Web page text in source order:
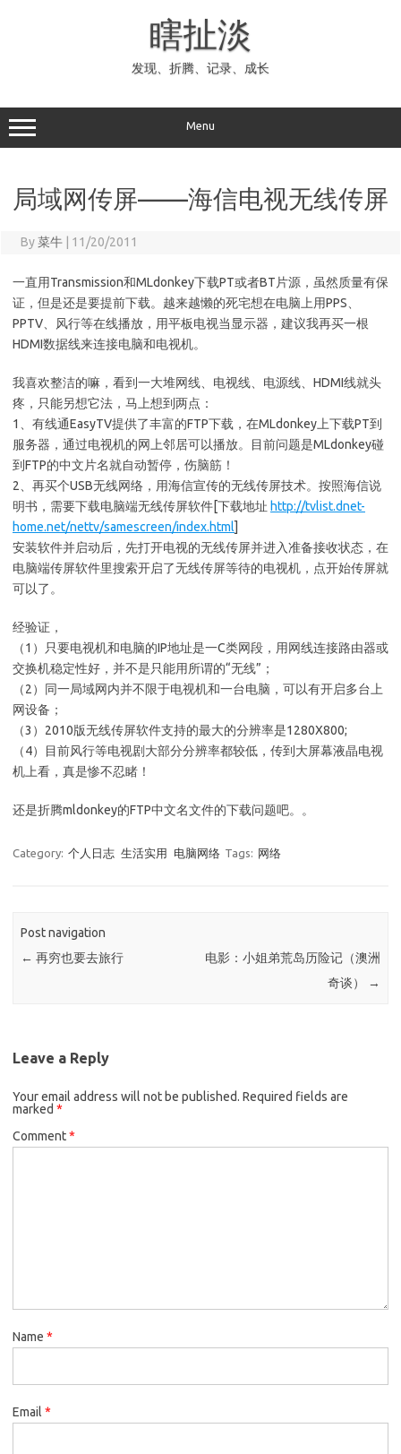
瞎扯淡
发现、折腾、记录、成长
Menu
局域网传屏——海信电视无线传屏
By菜牛 11/20/2011
一直用Transmission和MLdonkey下载PT或者BT片源，虽然质量有保
证，但是还是要提前下载。越来越懒的死宅想在电脑上用PPS、
PPTV、风行等在线播放，用平板电视当显示器，建议我再买一根
HDMI数据线来连接电脑和电视机。
我喜欢整洁的嘛，看到一大堆网线、电视线、电源线、HDMI线就头
疼，只能另想它法，马上想到两点：
1、有线通EasyTV提供了丰富的FTP下载，在MLdonkey上下载PT到
服务器，通过电视机的网上邻居可以播放。目前问题是MLdonkey碰
到FTP的中文片名就自动暂停，伤脑筋！
2、再买个USB无线网络，用海信宣传的无线传屏技术。按照海信说
明书，需要下载电脑端无线传屏软件[下载地址 http://tvlist.dnet-
home.net/nettv/samescreen/index.html]
安装软件并启动后，先打开电视的无线传屏并进入准备接收状态，在
电脑端传屏软件里搜索开启了无线传屏等待的电视机，点开始传屏就
可以了。
经验证，
（1）只要电视机和电脑的IP地址是一C类网段，用网线连接路由器或
交换机稳定性好，并不是只能用所谓的“无线”；
（2）同一局域网内并不限于电视机和一台电脑，可以有开启多台上
网设备；
（3）2010版无线传屏软件支持的最大的分辨率是1280X800;
（4）目前风行等电视剧大部分分辨率都较低，传到大屏幕液晶电视
机上看，真是惨不忍睹！
还是折腾mldonkey的FTP中文名文件的下载问题吧。。
Category: 个人日志 生活实用 电脑网络 Tags: 网络
Post navigation
← 再穷也要去旅行
电影：小姐弟荒岛历险记（澳洲
奇谈）
→
Leave a Reply
Your email address will not be published. Required fields are
marked *
Comment*
Name *
Email *